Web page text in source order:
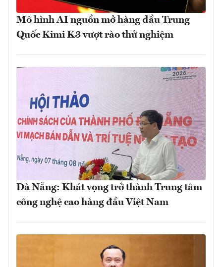
Mô hình AI nguồn mở hàng đầu Trung
Quốc Kimi K3 vượt rào thử nghiệm
Đà Nẵng: Khát vọng trở thành Trung tâm
công nghệ cao hàng đầu Việt Nam